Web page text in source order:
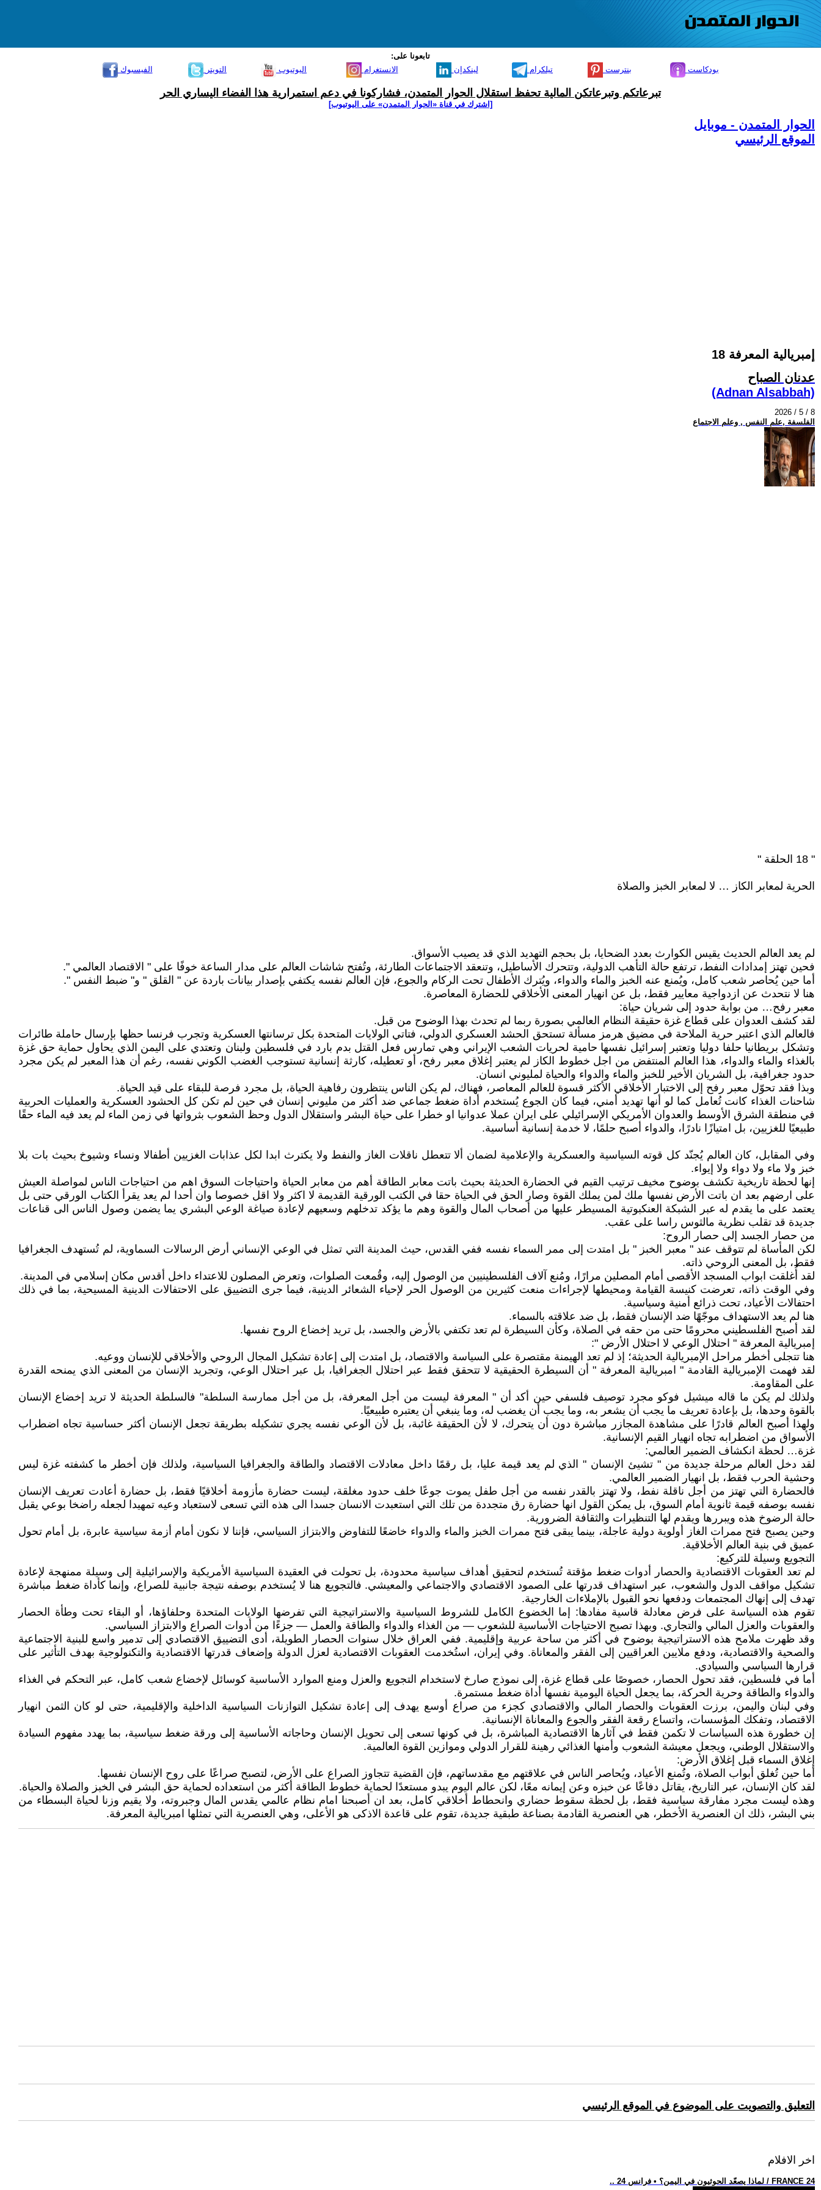
تابعونا على:
الفيسبوك
التويتر اليوتيوب الانستغرام لينكدإن تيلكرام بنترست بودكاست
تبرعاتكم وتبرعاتكن المالية تحفظ استقلال الحوار المتمدن، فشاركونا في دعم استمرارية هذا الفضاء اليساري الحر
[اشترك في قناة ‫«الحوار المتمدن» على اليوتيوب]
الحوار المتمدن - موبايل
الموقع الرئيسي
إمبريالية المعرفة 18
عدنان الصباح
(Adnan Alsabbah)
2026 / 5 / 8
الفلسفة ,علم النفس , وعلم الاجتماع
" 18 الحلقة "
الحرية لمعابر الكاز … لا لمعابر الخبز والصلاة
لم يعد العالم الحديث يقيس الكوارث بعدد الضحايا، بل بحجم التهديد الذي قد يصيب الأسواق.
فحين تهتز إمدادات النفط، ترتفع حالة التأهب الدولية، وتتحرك الأساطيل، وتنعقد الاجتماعات الطارئة، وتُفتح شاشات العالم على مدار الساعة خوفًا على " الاقتصاد العالمي ".
أما حين يُحاصر شعب كامل، ويُمنع عنه الخبز والماء والدواء، ويُترك الأطفال تحت الركام والجوع، فإن العالم نفسه يكتفي بإصدار بيانات باردة عن " القلق " و" ضبط النفس ".
هنا لا نتحدث عن ازدواجية معايير فقط، بل عن انهيار المعنى الأخلاقي للحضارة المعاصرة.
معبر رفح… من بوابة حدود إلى شريان حياة:
لقد كشف العدوان على قطاع غزة حقيقة النظام العالمي بصورة ربما لم تحدث بهذا الوضوح من قبل.
فالعالم الذي اعتبر حرية الملاحة في مضيق هرمز مسألة تستحق الحشد العسكري الدولي، فتاتي الولايات المتحدة بكل ترسانتها العسكرية وتجرب فرنسا حظها بإرسال حاملة طائرات
وتشكل بريطانيا حلفا دوليا وتعتبر إسرائيل نفسها حامية لحريات الشعب الإيراني وهي تمارس فعل القتل بدم بارد في فلسطين ولبنان وتعتدي على اليمن الذي يحاول حماية حق غزة
بالغذاء والماء والدواء، هذا العالم المنتفض من اجل خطوط الكاز لم يعتبر إغلاق معبر رفح، أو تعطيله، كارثة إنسانية تستوجب الغضب الكوني نفسه، رغم أن هذا المعبر لم يكن مجرد
حدود جغرافية، بل الشريان الأخير للخبز والماء والدواء والحياة لمليوني انسان.
وبذا فقد تحوّل معبر رفح إلى الاختبار الأخلاقي الأكثر قسوة للعالم المعاصر، فهناك، لم يكن الناس ينتظرون رفاهية الحياة، بل مجرد فرصة للبقاء على قيد الحياة.
شاحنات الغذاء كانت تُعامل كما لو أنها تهديد أمني، فيما كان الجوع يُستخدم أداة ضغط جماعي ضد أكثر من مليوني إنسان في حين لم تكن كل الحشود العسكرية والعمليات الحربية
في منطقة الشرق الأوسط والعدوان الأمريكي الإسرائيلي على ايران عملا عدوانيا او خطرا على حياة البشر واستقلال الدول وحظ الشعوب بثرواتها في زمن الماء لم يعد فيه الماء حقًا
طبيعيًا للغزيين، بل امتيازًا نادرًا، والدواء أصبح حلمًا، لا خدمة إنسانية أساسية.
وفي المقابل، كان العالم يُجنّد كل قوته السياسية والعسكرية والإعلامية لضمان ألا تتعطل ناقلات الغاز والنفط ولا يكترث ابدا لكل عذابات الغزيين أطفالا ونساء وشيوخ بحيث بات بلا
خبز ولا ماء ولا دواء ولا إيواء.
إنها لحظة تاريخية تكشف بوضوح مخيف ترتيب القيم في الحضارة الحديثة بحيث باتت معابر الطاقة أهم من معابر الحياة واحتياجات السوق اهم من احتياجات الناس لمواصلة العيش
على ارضهم بعد ان باتت الأرض نفسها ملك لمن يملك القوة وصار الحق في الحياة حقا في الكتب الورقية القديمة لا اكثر ولا اقل خصوصا وان أحدا لم يعد يقرأ الكتاب الورقي حتى بل
يعتمد على ما يقدم له عبر الشبكة العنكبوتية المسيطر عليها من أصحاب المال والقوة وهم ما يؤكد تدخلهم وسعيهم لإعادة صياغة الوعي البشري يما يضمن وصول الناس الى قناعات
جديدة قد تقلب نظرية مالثوس راسا على عقب.
من حصار الجسد إلى حصار الروح:
لكن المأساة لم تتوقف عند " معبر الخبز " بل امتدت إلى ممر السماء نفسه ففي القدس، حيث المدينة التي تمثل في الوعي الإنساني أرض الرسالات السماوية، لم تُستهدف الجغرافيا
فقط، بل المعنى الروحي ذاته.
لقد أُغلقت ابواب المسجد الأقصى أمام المصلين مرارًا، ومُنع آلاف الفلسطينيين من الوصول إليه، وقُمعت الصلوات، وتعرض المصلون للاعتداء داخل أقدس مكان إسلامي في المدينة.
وفي الوقت ذاته، تعرضت كنيسة القيامة ومحيطها لإجراءات منعت كثيرين من الوصول الحر لإحياء الشعائر الدينية، فيما جرى التضييق على الاحتفالات الدينية المسيحية، بما في ذلك
احتفالات الأعياد، تحت ذرائع أمنية وسياسية.
هنا لم يعد الاستهداف موجّهًا ضد الإنسان فقط، بل ضد علاقته بالسماء.
لقد أصبح الفلسطيني محرومًا حتى من حقه في الصلاة، وكأن السيطرة لم تعد تكتفي بالأرض والجسد، بل تريد إخضاع الروح نفسها.
إمبريالية المعرفة " احتلال الوعي لا احتلال الأرض ":
هنا تتجلى أخطر مراحل الإمبريالية الحديثة؛ إذ لم تعد الهيمنة مقتصرة على السياسة والاقتصاد، بل امتدت إلى إعادة تشكيل المجال الروحي والأخلاقي للإنسان ووعيه.
لقد فهمت الإمبريالية القادمة " امبريالية المعرفة " أن السيطرة الحقيقية لا تتحقق فقط عبر احتلال الجغرافيا، بل عبر احتلال الوعي، وتجريد الإنسان من المعنى الذي يمنحه القدرة
على المقاومة.
ولذلك لم يكن ما قاله ميشيل فوكو مجرد توصيف فلسفي حين أكد أن " المعرفة ليست من أجل المعرفة، بل من أجل ممارسة السلطة" فالسلطة الحديثة لا تريد إخضاع الإنسان
بالقوة وحدها، بل بإعادة تعريف ما يجب أن يشعر به، وما يجب أن يغضب له، وما ينبغي أن يعتبره طبيعيًا.
ولهذا أصبح العالم قادرًا على مشاهدة المجازر مباشرة دون أن يتحرك، لا لأن الحقيقة غائبة، بل لأن الوعي نفسه يجري تشكيله بطريقة تجعل الإنسان أكثر حساسية تجاه اضطراب
الأسواق من اضطرابه تجاه انهيار القيم الإنسانية.
غزة… لحظة انكشاف الضمير العالمي:
لقد دخل العالم مرحلة جديدة من " تشيئ الإنسان " الذي لم يعد قيمة عليا، بل رقمًا داخل معادلات الاقتصاد والطاقة والجغرافيا السياسية، ولذلك فإن أخطر ما كشفته غزة ليس
وحشية الحرب فقط، بل انهيار الضمير العالمي.
فالحضارة التي تهتز من أجل ناقلة نفط، ولا تهتز بالقدر نفسه من أجل طفل يموت جوعًا خلف حدود مغلقة، ليست حضارة مأزومة أخلاقيًا فقط، بل حضارة أعادت تعريف الإنسان
نفسه بوصفه قيمة ثانوية أمام السوق، بل يمكن القول انها حضارة رق متجددة من تلك التي استعبدت الانسان جسدا الى هذه التي تسعى لاستعباد وعيه تمهيدا لجعله راضخا بوعي يقبل
حالة الرضوخ هذه ويبررها ويقدم لها التنظيرات والثقافة الضرورية.
وحين يصبح فتح ممرات الغاز أولوية دولية عاجلة، بينما يبقى فتح ممرات الخبز والماء والدواء خاضعًا للتفاوض والابتزاز السياسي، فإننا لا نكون أمام أزمة سياسية عابرة، بل أمام تحول
عميق في بنية العالم الأخلاقية.
التجويع وسيلة للتركيع:
لم تعد العقوبات الاقتصادية والحصار أدوات ضغط مؤقتة تُستخدم لتحقيق أهداف سياسية محدودة، بل تحولت في العقيدة السياسية الأمريكية والإسرائيلية إلى وسيلة ممنهجة لإعادة
تشكيل مواقف الدول والشعوب، عبر استهداف قدرتها على الصمود الاقتصادي والاجتماعي والمعيشي. فالتجويع هنا لا يُستخدم بوصفه نتيجة جانبية للصراع، وإنما كأداة ضغط مباشرة
تهدف إلى إنهاك المجتمعات ودفعها نحو القبول بالإملاءات الخارجية.
تقوم هذه السياسة على فرض معادلة قاسية مفادها: إما الخضوع الكامل للشروط السياسية والاستراتيجية التي تفرضها الولايات المتحدة وحلفاؤها، أو البقاء تحت وطأة الحصار
والعقوبات والعزل المالي والتجاري. وبهذا تصبح الاحتياجات الأساسية للشعوب — من الغذاء والدواء والطاقة والعمل — جزءًا من أدوات الصراع والابتزاز السياسي.
وقد ظهرت ملامح هذه الاستراتيجية بوضوح في أكثر من ساحة عربية وإقليمية. ففي العراق خلال سنوات الحصار الطويلة، أدى التضييق الاقتصادي إلى تدمير واسع للبنية الاجتماعية
والصحية والاقتصادية، ودفع ملايين العراقيين إلى الفقر والمعاناة. وفي إيران، استُخدمت العقوبات الاقتصادية لعزل الدولة وإضعاف قدرتها الاقتصادية والتكنولوجية بهدف التأثير على
قرارها السياسي والسيادي.
أما في فلسطين، فقد تحول الحصار، خصوصًا على قطاع غزة، إلى نموذج صارخ لاستخدام التجويع والعزل ومنع الموارد الأساسية كوسائل لإخضاع شعب كامل، عبر التحكم في الغذاء
والدواء والطاقة وحرية الحركة، بما يجعل الحياة اليومية نفسها أداة ضغط مستمرة.
وفي لبنان واليمن، برزت العقوبات والحصار المالي والاقتصادي كجزء من صراع أوسع يهدف إلى إعادة تشكيل التوازنات السياسية الداخلية والإقليمية، حتى لو كان الثمن انهيار
الاقتصاد، وتفكك المؤسسات، واتساع رقعة الفقر والجوع والمعاناة الإنسانية.
إن خطورة هذه السياسات لا تكمن فقط في آثارها الاقتصادية المباشرة، بل في كونها تسعى إلى تحويل الإنسان وحاجاته الأساسية إلى ورقة ضغط سياسية، بما يهدد مفهوم السيادة
والاستقلال الوطني، ويجعل معيشة الشعوب وأمنها الغذائي رهينة للقرار الدولي وموازين القوة العالمية.
إغلاق السماء قبل إغلاق الأرض:
أما حين تُغلق أبواب الصلاة، وتُمنع الأعياد، ويُحاصر الناس في علاقتهم مع مقدساتهم، فإن القضية تتجاوز الصراع على الأرض، لتصبح صراعًا على روح الإنسان نفسها.
لقد كان الإنسان، عبر التاريخ، يقاتل دفاعًا عن خبزه وعن إيمانه معًا، لكن عالم اليوم يبدو مستعدًا لحماية خطوط الطاقة أكثر من استعداده لحماية حق البشر في الخبز والصلاة والحياة.
وهذه ليست مجرد مفارقة سياسية فقط، بل لحظة سقوط حضاري وانحطاط أخلاقي كامل، بعد ان أصبحنا امام نظام عالمي يقدس المال وجبروته، ولا يقيم وزنا لحياة البسطاء من
بني البشر، ذلك ان العنصرية الأخطر، هي العنصرية القادمة بصناعة طبقية جديدة، تقوم على قاعدة الاذكى هو الأعلى، وهي العنصرية التي تمثلها امبريالية المعرفة.
التعليق والتصويت على الموضوع في الموقع الرئيسي
اخر الافلام
.. لماذا يصعّد الحوثيون في اليمن؟ • فرانس 24 / FRANCE 24